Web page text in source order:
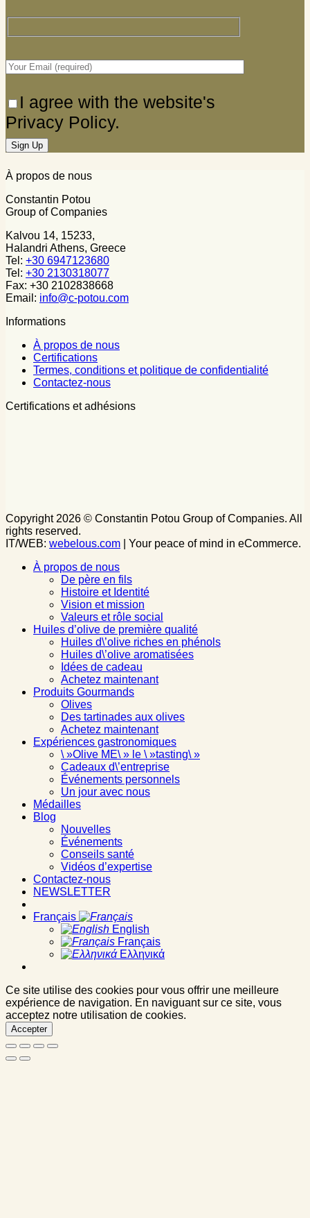
I agree with the website's
Privacy Policy.
À propos de nous
Constantin Potou
Group of Companies
Kalvou 14, 15233,
Halandri Athens, Greece
Tel: +30 6947123680
Tel: +30 2130318077
Fax: +30 2102838668
Email: info@c-potou.com
Informations
À propos de nous
Certifications
Termes, conditions et politique de confidentialité
Contactez-nous
Certifications et adhésions
Copyright 2026 © Constantin Potou Group of Companies. All
rights reserved.
IT/WEB: webelous.com | Your peace of mind in eCommerce.
À propos de nous
De père en fils
Histoire et Identité
Vision et mission
Valeurs et rôle social
Huiles d’olive de première qualité
Huiles d\’olive riches en phénols
Huiles d\’olive aromatisées
Idées de cadeau
Achetez maintenant
Produits Gourmands
Olives
Des tartinades aux olives
Achetez maintenant
Expériences gastronomiques
\ »Olive ME\ » le \ »tasting\ »
Cadeaux d\’entreprise
Événements personnels
Un jour avec nous
Médailles
Blog
Nouvelles
Événements
Conseils santé
Vidéos d’expertise
Contactez-nous
NEWSLETTER
Français
English
Français
Ελληνικά
Ce site utilise des cookies pour vous offrir une meilleure
expérience de navigation. En naviguant sur ce site, vous
acceptez notre utilisation de cookies.
Accepter